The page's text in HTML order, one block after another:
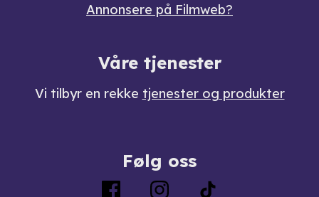
Annonsere på Filmweb?
Våre tjenester
Vi tilbyr en rekke tjenester og produkter
Følg oss